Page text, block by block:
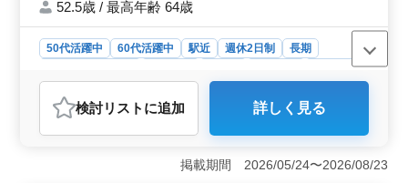
52.5歳 / 最高年齢 64歳
50代活躍中 60代活躍中 駅近 週休2日制
長期
業務委託
おすすめポイント
＜専門性の高い業務内容＞ 労務問題、M&amp;A、企業
不祥事対応など、多岐にわたる企業法務をおまかせしま
す。国際法務対応や事業再生など、専門性を深めたい方
検討リスト に追加 詳しく見る
掲載期間 2026/05/24〜2026/08/23